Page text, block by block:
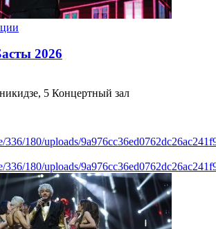
2026
5 Концертный зал
336/180/uploads/
336/180/uploads/